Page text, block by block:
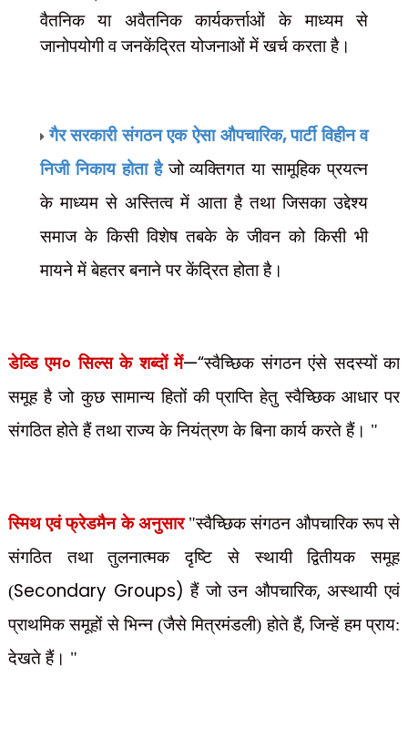
वैतनिक या अवैतनिक कार्यकर्त्ताओं के माध्यम से
जानोपयोगी वजनकेंद्रित योजनाओं में खर्च करता है।
गैर सरकारी संगठन एक ऐसा औपचारिक,पार्टी विहीन व
निजी निकाय होता हैजो व्यक्तिगत या सामूहिक प्रयत्न
के माध्यम से अस्तित्व में आता है तथा जिसका उद्देश्य
समाज के किसी विशेष तबके के जीवन को किसी भी
मायने में बेहतर बनाने पर केंद्रित होता है।
डेव्डि एम० सिल्स के शब्दों में—“स्वैच्छिक संगठन एंसे सदस्यों का
समूह है जो कुछ सामान्य हितों की प्राप्ति हेतु स्वैच्छिक आधार पर
संगठित होते हैं तथा राज्य के नियंत्रण के बिना कार्य करते हैं। "
स्मिथ एवं फ्रेडमैन के अनुसार"स्वैच्छिक संगठन औपचारिक रूप से
संगठित तथा तुलनात्मक दृष्टि से स्थायी द्वितीयक समूह
(Secondary Groups)हैं जो उन औपचारिक,अस्थायी एवं
प्राथमिक समूहों से भिन्न (जैसे मित्रमंडली) होते हैं,जिन्हें हम प्राय:
देखते हैं। "